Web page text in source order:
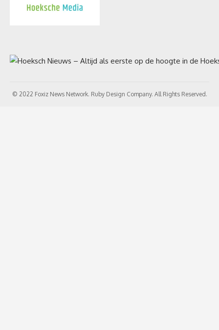
© 2022 Foxiz News Network. Ruby Design Company. All Rights Reserved.